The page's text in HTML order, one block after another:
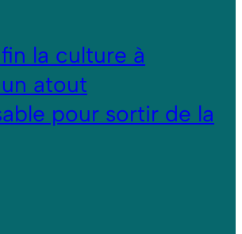
la culture à
atout
pour sortir de la